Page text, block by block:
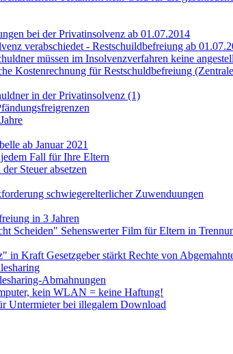
bei der Privatinsolvenz ab 01.07.2014
verabschiedet - Restschuildbefreiung ab
müssen im Insolvenzverfahren keine
Kostenrechnung für Restschuldbefreiung
in der Privatinsolvenz (1)
ab Januar 2021
Fall für Ihre Eltern
Steuer absetzen
schwiegerelterlicher Zuwenduungen
in 3 Jahren
Scheiden" Sehenswerter Film für Eltern in
in Kraft Gesetzgeber stärkt Rechte von
Abmahnungen
kein WLAN = keine Haftung!
Untermieter bei illegalem Download